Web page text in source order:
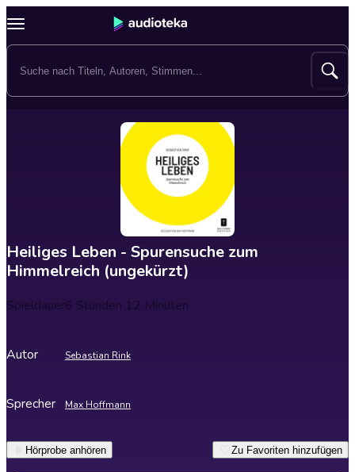
Heiliges Leben - Spurensuche zum
Himmelreich (ungekürzt)
Spieldauer6 Stunden 12 Minuten
Autor Sebastian Rink
Sprecher Max Hoffmann
Hörprobe anhören Zu Favoriten hinzufügen